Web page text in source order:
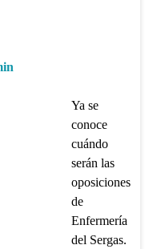
Ya se
conoce
cuándo
serán las
oposiciones
de
Enfermería
del Sergas.